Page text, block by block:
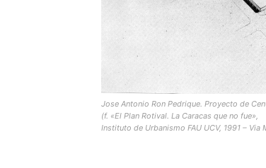
Jose Antonio Ron Pedrique. Proyecto de
(f. «El Plan Rotival. La Caracas que no fue»,
Instituto de Urbanismo FAU UCV, 1991 –